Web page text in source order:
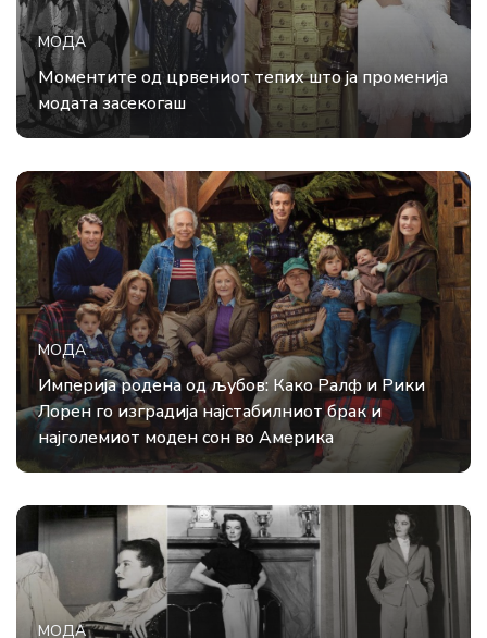
МОДА
Моментите од црвениот тепих што ја променија
модата засекогаш
МОДА
Империја родена од љубов: Како Ралф и Рики
Лорен го изградија најстабилниот брак и
најголемиот моден сон во Америка
МОДА